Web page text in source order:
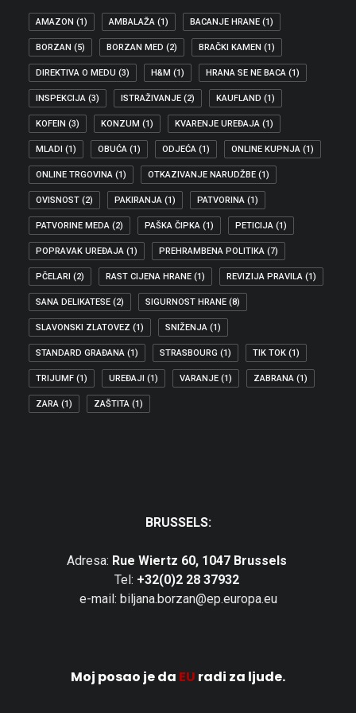
AMAZON (1) AMBALAŽA (1) BACANJE HRANE (1)
BORZAN (5) BORZAN MED (2) BRAČKI KAMEN (1)
DIREKTIVA O MEDU (3) H&M (1) HRANA SE NE BACA (1)
INSPEKCIJA (3) ISTRAŽIVANJE (2) KAUFLAND (1)
KOFEIN (3) KONZUM (1) KVARENJE UREĐAJA (1)
MLADI (1) OBUĆA (1) ODJEĆA (1) ONLINE KUPNJA (1)
ONLINE TRGOVINA (1) OTKAZIVANJE NARUDŽBE (1)
OVISNOST (2) PAKIRANJA (1) PATVORINA (1)
PATVORINE MEDA (2) PAŠKA ČIPKA (1) PETICIJA (1)
POPRAVAK UREĐAJA (1) PREHRAMBENA POLITIKA (7)
PČELARI (2) RAST CIJENA HRANE (1) REVIZIJA PRAVILA (1)
SANA DELIKATESE (2) SIGURNOST HRANE (8)
SLAVONSKI ZLATOVEZ (1) SNIŽENJA (1)
STANDARD GRAĐANA (1) STRASBOURG (1) TIK TOK (1)
TRIJUMF (1) UREĐAJI (1) VARANJE (1) ZABRANA (1)
ZARA (1) ZAŠTITA (1)
BRUSSELS:
Adresa: Rue Wiertz 60, 1047 Brussels
Tel: +32(0)2 28 37932
e-mail: biljana.borzan@ep.europa.eu
Moj posao je da EU radi za ljude.